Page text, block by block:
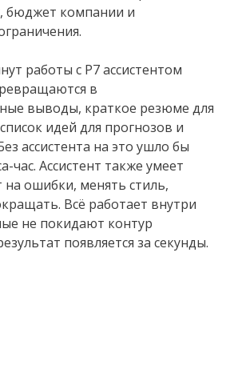
бюджет компании и
работы с Р7 ассистентом
в
выводы, краткое резюме для
идей для прогнозов и
ассистента на это ушло бы
час. Ассистент также умеет
на ошибки, менять стиль,
Всё работает внутри
не покидают контур
появляется за секунды.